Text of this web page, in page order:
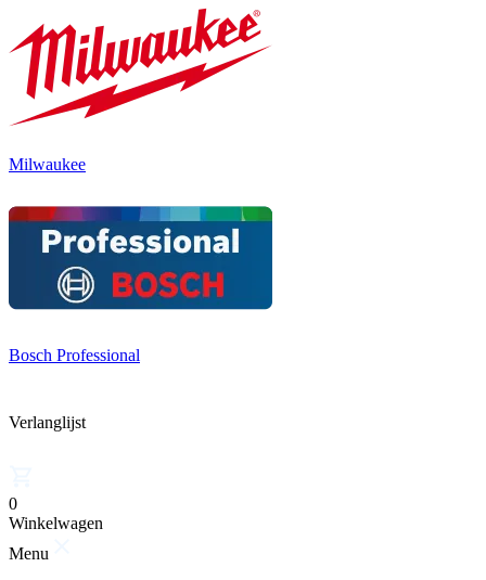
Milwaukee
Bosch Professional
Verlanglijst
0
Winkelwagen
Menu